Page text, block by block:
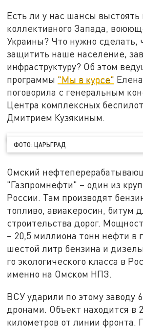
Есть ли у нас шансы выстоять
коллективного Запада,
Украины? Что нужно сделать,
защитить наше население,
инфраструктуру? Об этом
программы "Мы в курсе"
поговорила с генеральным
Центра комплексных
Дмитрием Кузякиным.
ФОТО: ЦАРЬГРАД
Омский
"Газпромнефти" – один из
России. Там производят
топливо, авиакеросин, битум
строительства дорог.
– 20,5 миллиона тонн нефти в
шестой литр бензина и
го экологического класса в
именно на Омском НПЗ.
ВСУ ударили по этому заводу
дронами. Объект находится в
километров от линии фронта.